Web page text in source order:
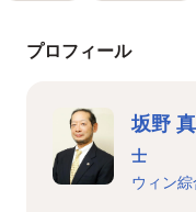
プロフィール
坂野
士
ウィン